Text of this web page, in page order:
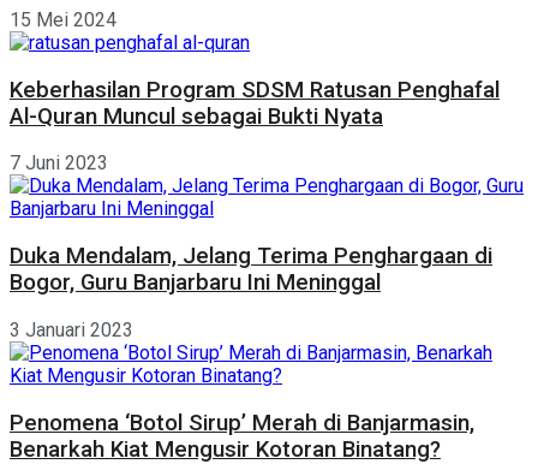
15 Mei 2024
Keberhasilan Program SDSM Ratusan Penghafal
Al-Quran Muncul sebagai Bukti Nyata
7 Juni 2023
Duka Mendalam, Jelang Terima Penghargaan di
Bogor, Guru Banjarbaru Ini Meninggal
3 Januari 2023
Penomena ‘Botol Sirup’ Merah di Banjarmasin,
Benarkah Kiat Mengusir Kotoran Binatang?